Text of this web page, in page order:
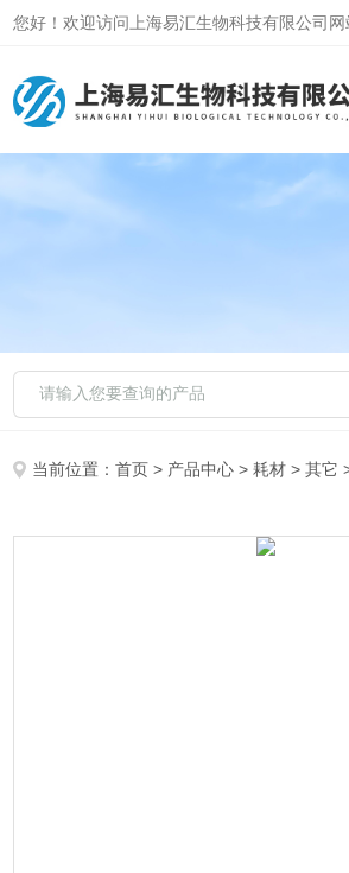
您好！欢迎访问上海易汇生物科技有限公司网
当前位置：首页 > 产品中心 >耗材 >其它